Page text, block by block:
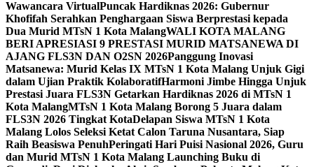
Wawancara VirtualPuncak Hardiknas 2026: Gubernur
Khofifah Serahkan Penghargaan Siswa Berprestasi kepada
Dua Murid MTsN 1 Kota MalangWALI KOTA MALANG
BERI APRESIASI 9 PRESTASI MURID MATSANEWA DI
AJANG FLS3N DAN O2SN 2026Panggung Inovasi
Matsanewa: Murid Kelas IX MTsN 1 Kota Malang Unjuk Gigi
dalam Ujian Praktik KolaboratifHarmoni Jimbe Hingga Unjuk
Prestasi Juara FLS3N Getarkan Hardiknas 2026 di MTsN 1
Kota MalangMTsN 1 Kota Malang Borong 5 Juara dalam
FLS3N 2026 Tingkat KotaDelapan Siswa MTsN 1 Kota
Malang Lolos Seleksi Ketat Calon Taruna Nusantara, Siap
Raih Beasiswa PenuhPeringati Hari Puisi Nasional 2026, Guru
dan Murid MTsN 1 Kota Malang Launching Buku di